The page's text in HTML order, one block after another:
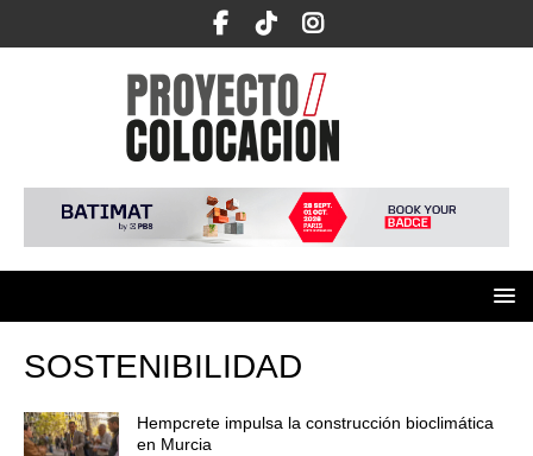
SOSTENIBILIDAD
Hempcrete impulsa la construcción bioclimática
en Murcia